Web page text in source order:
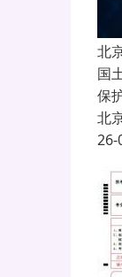
北
国
保
北
26-